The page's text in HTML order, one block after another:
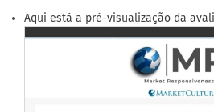
Aqui está a pré-visualização da